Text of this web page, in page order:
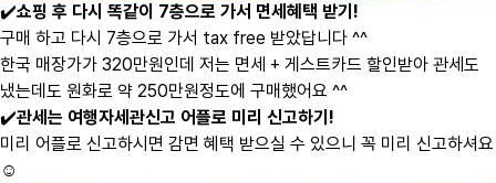
✔️쇼핑 후 다시 똑같이 7층으로 가서 면세혜택 받기!
구매 하고 다시 7층으로 가서 tax free 받았답니다 ^^
한국 매장가가 320만원인데 저는 면세 + 게스트카드 할인받아 관세도
냈는데도 원화로 약 250만원정도에 구매했어요 ^^
✔️관세는 여행자세관신고 어플로 미리 신고하기!
미리 어플로 신고하시면 감면 혜택 받으실 수 있으니 꼭 미리 신고하셔요
☺️